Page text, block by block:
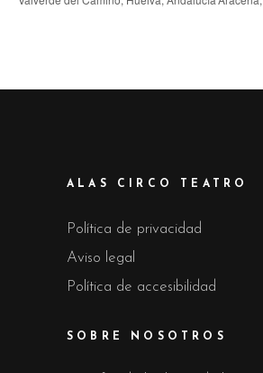
ALAS CIRCO TEATRO
Política de privacidad
Aviso legal
Política de accesibilidad
SOBRE NOSOTROS